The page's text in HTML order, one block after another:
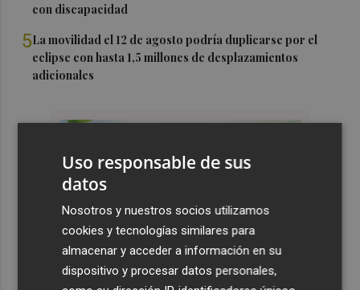
con discapacidad
5La movilidad el 12 de agosto podría duplicarse por el
eclipse con hasta 1,5 millones de desplazamientos
adicionales
Uso responsable de sus
datos
Nosotros y nuestros socios utilizamos
cookies y tecnologías similares para
almacenar y acceder a información en su
dispositivo y procesar datos personales,